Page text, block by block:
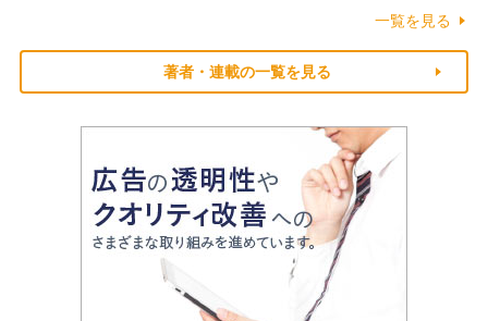
一覧を見る
著者・連載の一覧を見る